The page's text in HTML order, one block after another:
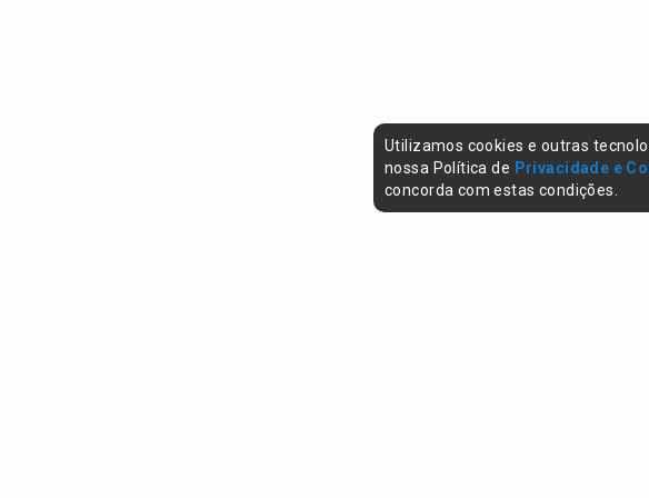
Utilizamos cookies e outras
nossa Política de Privacidade e
concorda com estas condições.